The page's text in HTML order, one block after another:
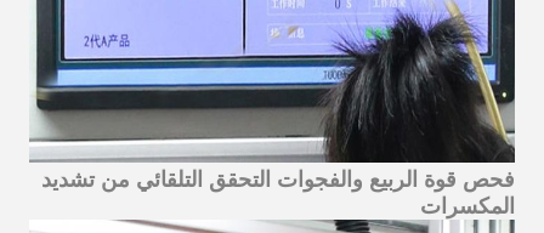
فحص قوة الربيع والفجوات التحقق التلقائي من تشديد
المكسرات